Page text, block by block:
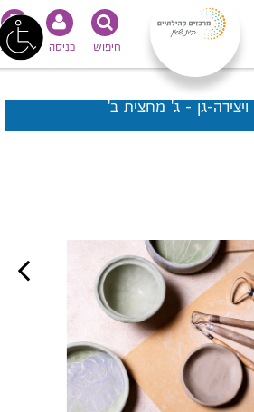
נגישות כניסה חיפוש
ויצירה-גן - ג' מחצית ב'